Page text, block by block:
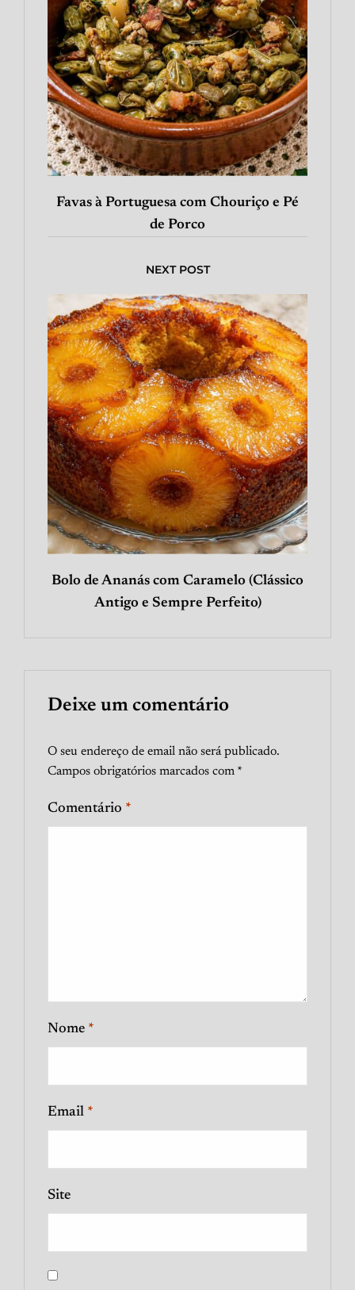
Favas à Portuguesa com Chouriço e Pé
de Porco
NEXT POST
Bolo de Ananás com Caramelo (Clássico
Antigo e Sempre Perfeito)
Deixe um comentário
O seu endereço de email não será publicado.
Campos obrigatórios marcados com *
Comentário *
Nome *
Email *
Site